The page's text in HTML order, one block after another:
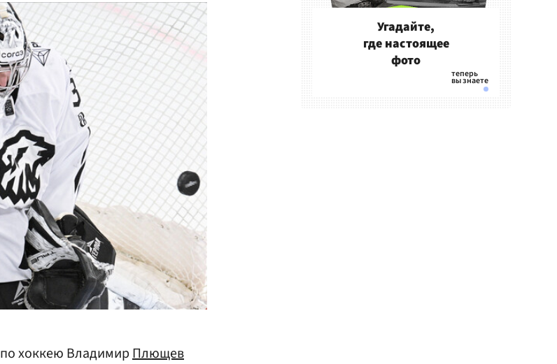
по хоккею ВладимирПлющев
Угадайте,
где настоящее
фото